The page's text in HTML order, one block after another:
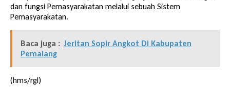
dan fungsi Pemasyarakatan melalui sebuah Sistem
Pemasyarakatan.
Baca juga : Jeritan Sopir Angkot Di Kabupaten
Pemalang
(hms/rgl)